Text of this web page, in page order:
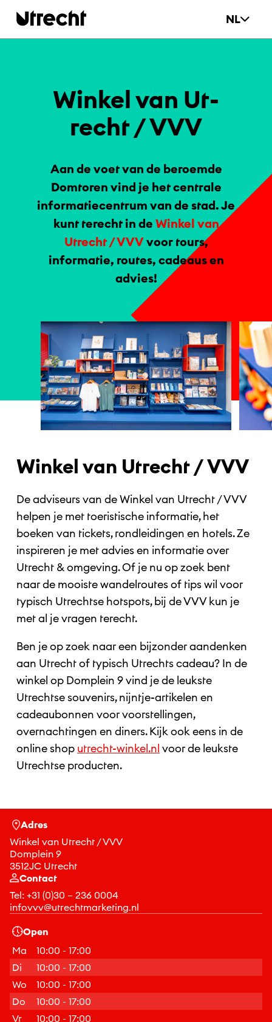
NL
Win­kel van Ut­
recht / VVV
Aan de voet van de beroemde
Domtoren vind je het centrale
informatiecentrum van de stad. Je
kunt terecht in de Winkel van
Utrecht / VVVvoor tours,
informatie, routes, cadeaus en
advies!
Winkel van Utrecht / VVV
De adviseurs van de Winkel van Utrecht / VVV
helpen je met toeristische informatie, het
boeken van tickets, rondleidingen en hotels. Ze
inspireren je met advies en informatie over
Utrecht & omgeving. Of je nu op zoek bent
naar de mooiste wandelroutes of tips wil voor
typisch Utrechtse hotspots, bij de VVV kun je
met al je vragen terecht.
Ben je op zoek naar een bijzonder aandenken
aan Utrecht of typisch Utrechts cadeau? In de
winkel op Domplein 9 vind je de leukste
Utrechtse souvenirs, nijntje-artikelen en
cadeaubonnen voor voorstellingen,
overnachtingen en diners. Kijk ook eens in de
online shop utrecht-winkel.nl voor de leukste
Utrechtse producten.
Adres
Winkel van Utrecht / VVV
Domplein 9
3512JC Utrecht
Contact
Tel: +31 (0)30 – 236 0004
infovvv@utrechtmarketing.nl
Open
Ma
10:00 - 17:00
Di
10:00 - 17:00
Wo
10:00 - 17:00
Do
10:00 - 17:00
Vr
10:00 - 17:00